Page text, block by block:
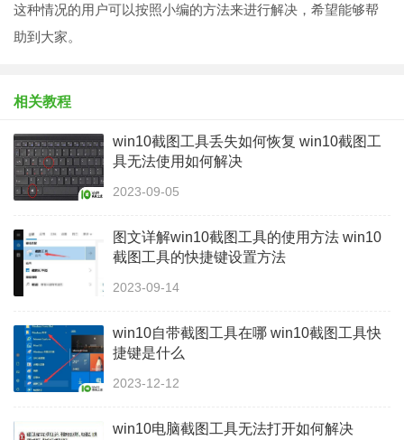
这种情况的用户可以按照小编的方法来进行解决，希望能够帮
助到大家。
相关教程
win10截图工具丢失如何恢复 win10截图工
具无法使用如何解决
2023-09-05
图文详解win10截图工具的使用方法 win10
截图工具的快捷键设置方法
2023-09-14
win10自带截图工具在哪 win10截图工具快
捷键是什么
2023-12-12
win10电脑截图工具无法打开如何解决